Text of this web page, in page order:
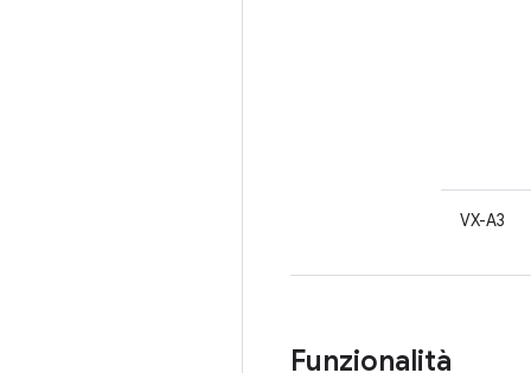
VX-A3
Funzionalità